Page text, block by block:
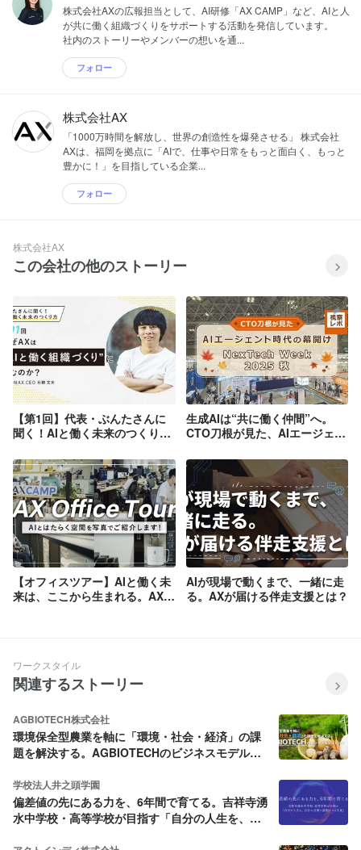
株式会社AXの広報担当として、AI研修「AX CAMP」など、AIと人
が共に働く組織づくりをサポートする活動を発信しています。
社内のストーリーやメンバーの想いを通...
フォロー
株式会社AX
「1000万時間を解放し、世界の創造性を爆発させる」 株式会社
AXは、福岡を拠点に「AIで、仕事や日常をもっと面白く、もっと
豊かに！」を目指している企業...
フォロー
株式会社AX
この会社の他のストーリー
【第1回】代表・ぶんたさんに
聞く！AIと働く未来のつくり
くり”に挑むのか？〜
生成AIは“共に働く仲間”へ。
CTO刀根が見た、AIエージェン
Week 2025 秋】
【オフィスツアー】AIと働く未
来は、ここから生まれる。AX福
AIが現場で動くまで、一緒に走
る。AXが届ける伴走支援とは？
ワークスタイル
関連するストーリー
AGBIOTECH株式会社
環境保全型農業を軸に「環境・社会・経済」の課
題を解決する。AGBIOTECHのビジネスモデルと
学校法人井之頭学園
偏差値の先にある力を、6年間で育てる。吉祥寺湧
水中学校・高等学校が目指す「自分の人生を、自